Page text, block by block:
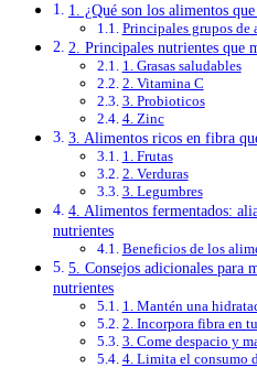
1. ¿Qué son los alimentos
Principales grupos de
2. Principales nutrientes que
1. Grasas saludables
2. Vitamina C
3. Probioticos
4. Zinc
3. Alimentos ricos en fibra
1. Frutas
2. Verduras
3. Legumbres
4. Alimentos fermentados:
nutrientes
Beneficios de los
5. Consejos adicionales para
nutrientes
1. Mantén una
2. Incorpora fibra en
3. Come despacio y
4. Limita el consumo